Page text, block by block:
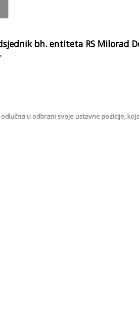
bh. entiteta RS Milorad
odlučna u odbrani svoje ustavne pozicije,